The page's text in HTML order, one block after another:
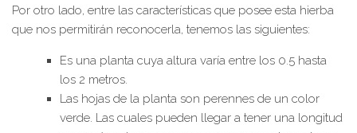
Por otro lado, entre las características que posee esta hierba
que nos permitirán reconocerla, tenemos las siguientes:
Es una planta cuya altura varía entre los 0.5 hasta
los 2 metros.
Las hojas de la planta son perennes de un color
verde. Las cuales pueden llegar a tener una longitud